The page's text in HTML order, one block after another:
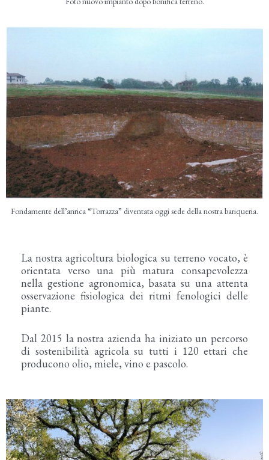
Fondamente dell’anrica “Torrazza” diventata oggi sede della nostra bariqueria.
La nostra agricoltura biologica su terreno vocato, è
orientata verso una più matura consapevolezza
nella gestione agronomica, basata su una attenta
osservazione fisiologica dei ritmi fenologici delle
piante.
Dal 2015 la nostra azienda ha iniziato un percorso
di sostenibilità agricola su tutti i 120 ettari che
producono olio, miele, vino e pascolo.